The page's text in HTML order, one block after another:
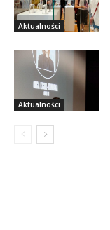
Aktualności
Aktualności